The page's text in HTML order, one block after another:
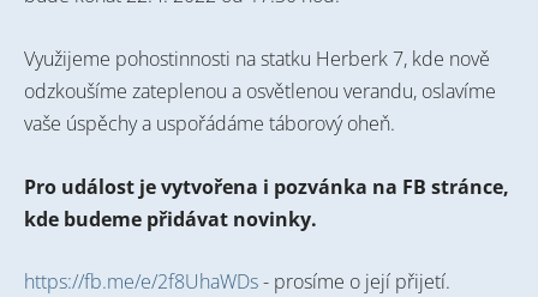
Využijeme pohostinnosti na statku Herberk 7, kde nově
odzkoušíme zateplenou a osvětlenou verandu, oslavíme
vaše úspěchy a uspořádáme táborový oheň.
Pro událost je vytvořena i pozvánka na FB stránce,
kde budeme přidávat novinky.
https://fb.me/e/2f8UhaWDs- prosíme o její přijetí.